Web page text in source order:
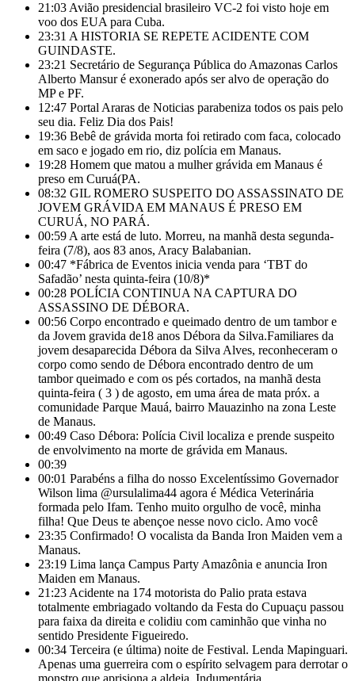
21:03 Avião presidencial brasileiro VC-2 foi visto hoje em
voo dos EUA para Cuba.
23:31 A HISTORIA SE REPETE ACIDENTE COM
GUINDASTE.
23:21 Secretário de Segurança Pública do Amazonas Carlos
Alberto Mansur é exonerado após ser alvo de operação do
MP e PF.
12:47 Portal Araras de Noticias parabeniza todos os pais pelo
seu dia. Feliz Dia dos Pais!
19:36 Bebê de grávida morta foi retirado com faca, colocado
em saco e jogado em rio, diz polícia em Manaus.
19:28 Homem que matou a mulher grávida em Manaus é
preso em Curuá(PA.
08:32 GIL ROMERO SUSPEITO DO ASSASSINATO DE
JOVEM GRÁVIDA EM MANAUS É PRESO EM
CURUÁ, NO PARÁ.
00:59 A arte está de luto. Morreu, na manhã desta segunda-
feira (7/8), aos 83 anos, Aracy Balabanian.
00:47 *Fábrica de Eventos inicia venda para ‘TBT do
Safadão’ nesta quinta-feira (10/8)*
00:28 POLÍCIA CONTINUA NA CAPTURA DO
ASSASSINO DE DÉBORA.
00:56 Corpo encontrado e queimado dentro de um tambor e
da Jovem gravida de18 anos Débora da Silva.Familiares da
jovem desaparecida Débora da Silva Alves, reconheceram o
corpo como sendo de Débora encontrado dentro de um
tambor queimado e com os pés cortados, na manhã desta
quinta-feira ( 3 ) de agosto, em uma área de mata próx. a
comunidade Parque Mauá, bairro Mauazinho na zona Leste
de Manaus.
00:49 Caso Débora: Polícia Civil localiza e prende suspeito
de envolvimento na morte de grávida em Manaus.
00:39
00:01 Parabéns a filha do nosso Excelentíssimo Governador
Wilson lima @ursulalima44 agora é Médica Veterinária
formada pelo Ifam. Tenho muito orgulho de você, minha
filha! Que Deus te abençoe nesse novo ciclo. Amo você
23:35 Confirmado! O vocalista da Banda Iron Maiden vem a
Manaus.
23:19 Lima lança Campus Party Amazônia e anuncia Iron
Maiden em Manaus.
21:23 Acidente na 174 motorista do Palio prata estava
totalmente embriagado voltando da Festa do Cupuaçu passou
para faixa da direita e colidiu com caminhão que vinha no
sentido Presidente Figueiredo.
00:34 Terceira (e última) noite de Festival. Lenda Mapinguari.
Apenas uma guerreira com o espírito selvagem para derrotar o
monstro que aprisiona a aldeia. Indumentária